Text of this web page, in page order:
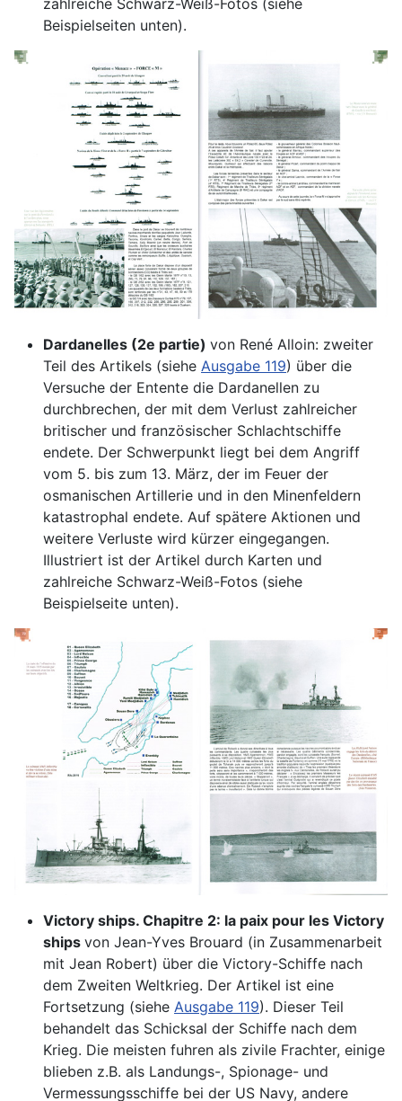
zahlreiche Schwarz-Weiß-Fotos (siehe
Beispielseiten unten).
Dardanelles (2e partie) von René Alloin: zweiter
Teil des Artikels (siehe Ausgabe 119) über die
Versuche der Entente die Dardanellen zu
durchbrechen, der mit dem Verlust zahlreicher
britischer und französischer Schlachtschiffe
endete. Der Schwerpunkt liegt bei dem Angriff
vom 5. bis zum 13. März, der im Feuer der
osmanischen Artillerie und in den Minenfeldern
katastrophal endete. Auf spätere Aktionen und
weitere Verluste wird kürzer eingegangen.
Illustriert ist der Artikel durch Karten und
zahlreiche Schwarz-Weiß-Fotos (siehe
Beispielseite unten).
Victory ships. Chapitre 2: la paix pour les Victory
ships von Jean-Yves Brouard (in Zusammenarbeit
mit Jean Robert) über die Victory-Schiffe nach
dem Zweiten Weltkrieg. Der Artikel ist eine
Fortsetzung (siehe Ausgabe 119). Dieser Teil
behandelt das Schicksal der Schiffe nach dem
Krieg. Die meisten fuhren als zivile Frachter, einige
blieben z.B. als Landungs-, Spionage- und
Vermessungsschiffe bei der US Navy, andere